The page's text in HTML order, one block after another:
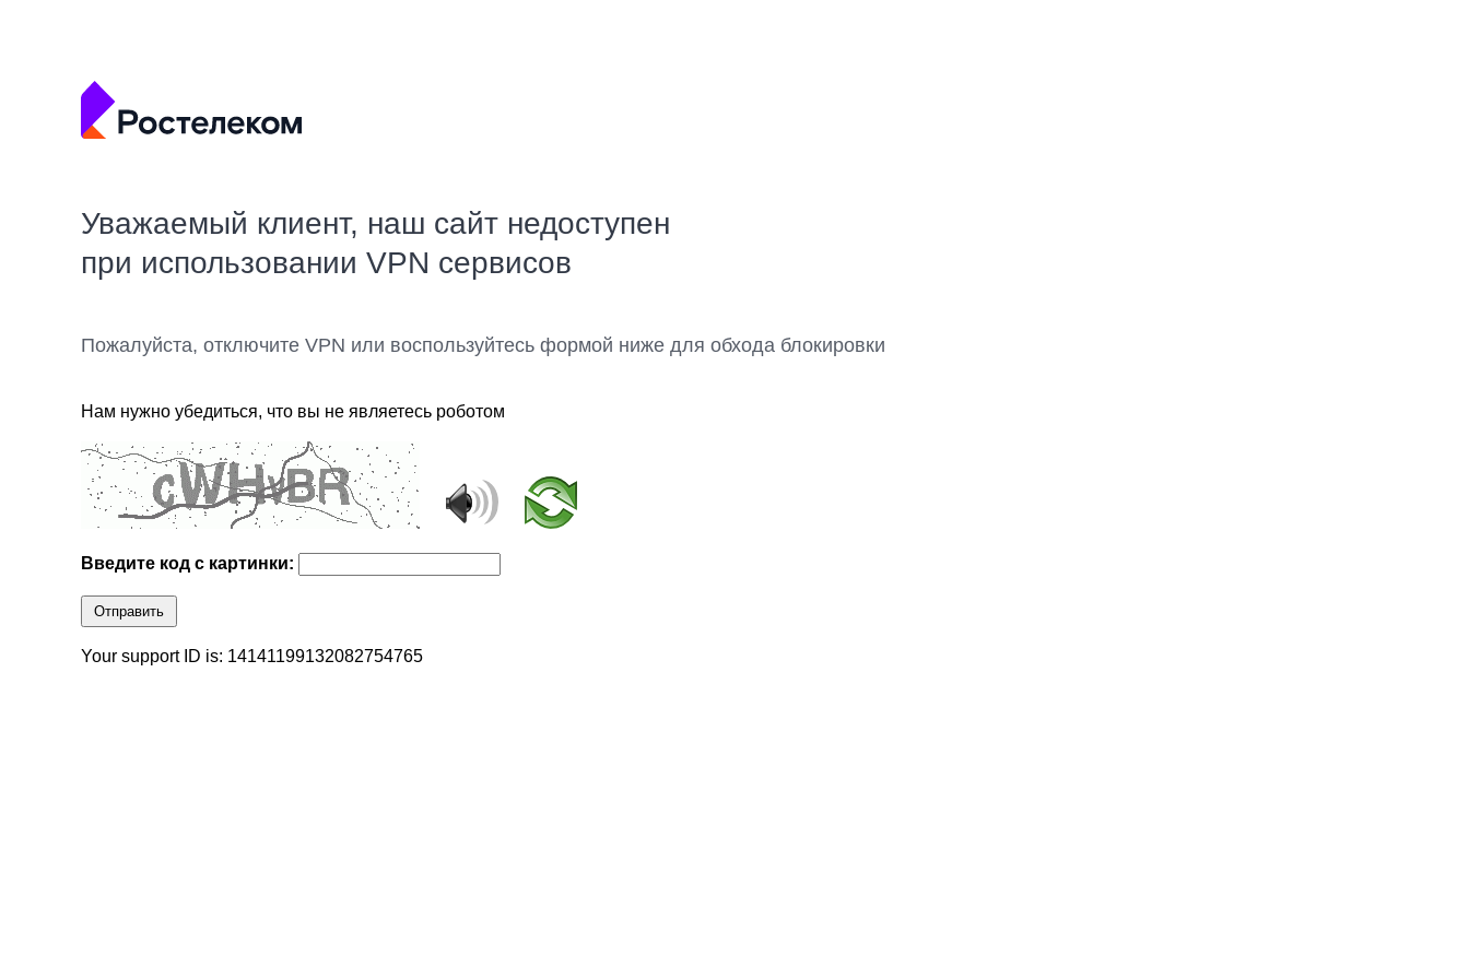
Уважаемый клиент, наш сайт недоступен
при использовании VPN сервисов
Пожалуйста, отключите VPN или воспользуйтесь формой ниже для обхода блокировки
Нам нужно убедиться, что вы не являетесь роботом
Введите код с картинки:
Отправить
Your support ID is: 14141199132082754765